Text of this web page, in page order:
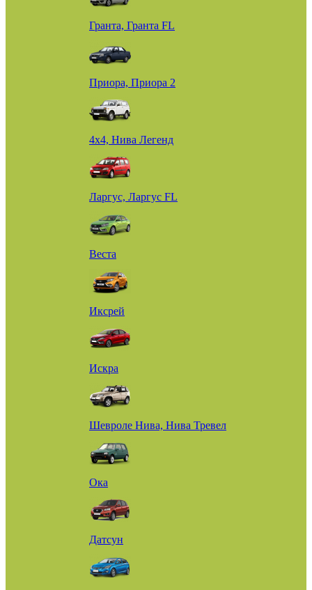
Гранта, Гранта FL
Приора, Приора 2
4х4, Нива Легенд
Ларгус, Ларгус FL
Веста
Иксрей
Искра
Шевроле Нива, Нива Тревел
Ока
Датсун